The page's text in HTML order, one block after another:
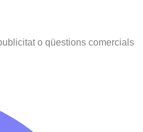
o qüestions comercials